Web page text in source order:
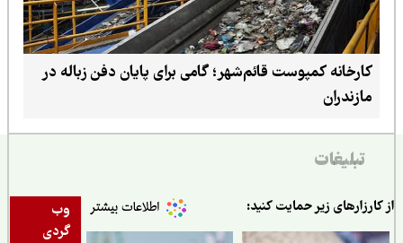
کارخانه کمپوست قائم‌شهر؛ گامی برای پایان دفن زباله در
مازندران
تبلیغات
وب
گردی
زیر حمایت کنید: